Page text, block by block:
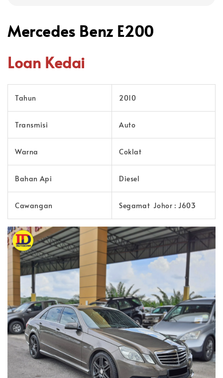
Mercedes Benz E200
Loan Kedai
Tahun 2010
Transmisi Auto
Warna Coklat
Bahan Api Diesel
Cawangan Segamat Johor : J603